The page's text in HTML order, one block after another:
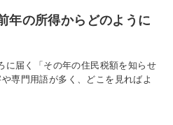
年の所得からどのように
届く「その年の住民税額を知らせ
専門用語が多く、どこを見ればよ